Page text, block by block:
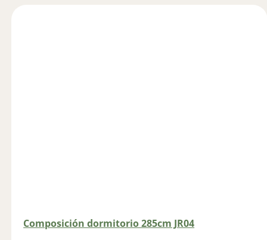
Composición dormitorio 285cm JR04